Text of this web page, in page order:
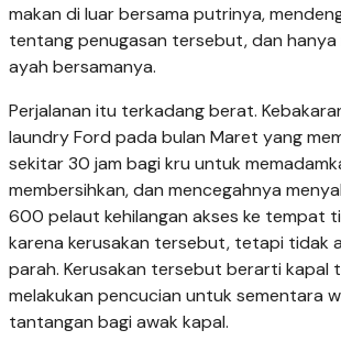
makan di luar bersama putrinya,
tentang penugasan tersebut, dan hanya
ayah bersamanya.
Perjalanan itu terkadang berat.
laundry Ford pada bulan Maret yang
sekitar 30 jam bagi kru untuk
membersihkan, dan mencegahnya
600 pelaut kehilangan akses ke tempat
karena kerusakan tersebut, tetapi tidak
parah. Kerusakan tersebut berarti kapal
melakukan pencucian untuk sementara
tantangan bagi awak kapal.